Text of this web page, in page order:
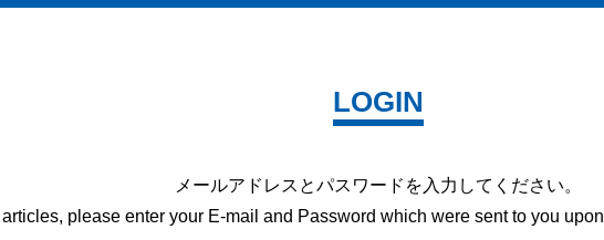
LOGIN
メールアドレスとパスワードを 入力してください。
please enter your E-mail and Password which were sent to you upon